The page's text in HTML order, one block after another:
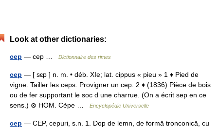
Look at other dictionaries:
cep — cep … Dictionnaire des rimes
cep — [ sɛp ] n. m. • déb. XIe; lat. cippus « pieu » 1 ♦ Pied de
vigne. Tailler les ceps. Provigner un cep. 2 ♦ (1836) Pièce de bois
ou de fer supportant le soc d une charrue. (On a écrit sep en ce
sens.) ⊗ HOM. Cèpe …
Encyclopédie Universelle
cep — CEP, cepuri, s.n. 1. Dop de lemn, de formă tronconică, cu